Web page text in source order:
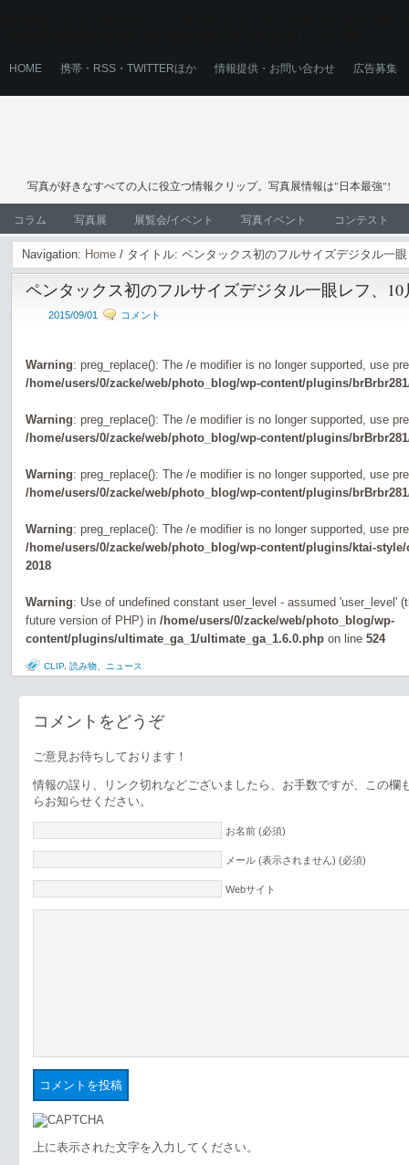
HOME 携帯・RSS・TWITTERほか 情報提供・お問い合わせ 広告募集
写真が好きなすべての人に役立つ情報クリップ。写真展情報は"日本最強"!
コラム 写真展 展覧会/イベント 写真イベント コンテスト
Navigation: Home / タイトル: ペンタックス初のフルサイズデジタル一
ペンタックス初のフルサイズデジタル一眼レフ、
2015/09/01 コメント
Warning: preg_replace(): The /e modifier is no longer supported, use
/home/users/0/zacke/web/photo_blog/wp-content/plugins/
Warning: preg_replace(): The /e modifier is no longer supported, use
/home/users/0/zacke/web/photo_blog/wp-content/plugins/
Warning: preg_replace(): The /e modifier is no longer supported, use
/home/users/0/zacke/web/photo_blog/wp-content/plugins/
Warning: preg_replace(): The /e modifier is no longer supported, use
/home/users/0/zacke/web/photo_blog/wp-content/plugins/ktai-
2018
Warning: Use of undefined constant user_level - assumed 'user_level'
future version of PHP) in /home/users/0/zacke/web/photo_blog/wp-
content/plugins/ultimate_ga_1/ultimate_ga_1.6.0.php on line 524
CLIP, 読み物、ニュース
コメントをどうぞ
ご意見お待ちしております！
情報の誤り、リンク切れなどございましたら、お手数ですが、この欄
らお知らせください。
お名前 (必須)
メール (表示されません) (必須)
Webサイト
上に表示された文字を入力してください。